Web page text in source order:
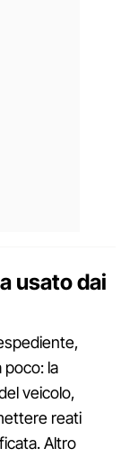
usato dai
la
veicolo,
reati
Altro